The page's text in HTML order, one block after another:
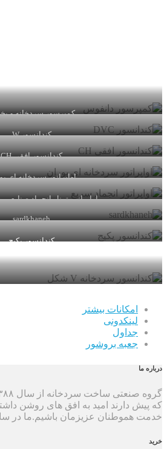
کمپرسور سردخانه و
کندانسور W
کندانسور افقی CH
اواپراتور سردخانه ای
اواپراتور تونل انجماد صنایع
sardkhaneh
کندانسور پکیج
امکانات بیشتر
لینکدونی
جداول
جعبه بروشور
درباره ما
که پیش دارند امید به افق های روشن
خدمت هموطنان عزیزمان باشیم.ما در
خرید